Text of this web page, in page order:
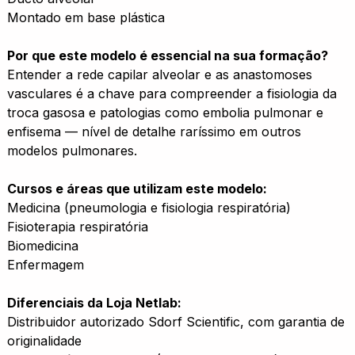
Montado em base plástica
Por que este modelo é essencial na sua formação?
Entender a rede capilar alveolar e as anastomoses
vasculares é a chave para compreender a fisiologia da
troca gasosa e patologias como embolia pulmonar e
enfisema — nível de detalhe raríssimo em outros
modelos pulmonares.
Cursos e áreas que utilizam este modelo:
Medicina (pneumologia e fisiologia respiratória)
Fisioterapia respiratória
Biomedicina
Enfermagem
Diferenciais da Loja Netlab:
Distribuidor autorizado Sdorf Scientific, com garantia de
originalidade